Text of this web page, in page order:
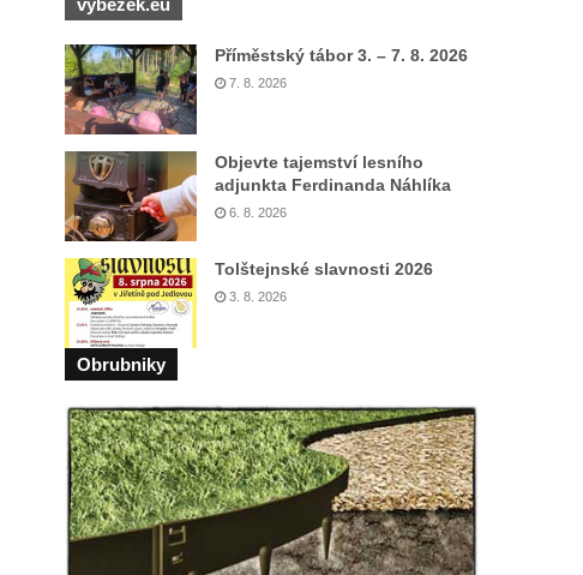
Příměstský tábor 3. – 7. 8. 2026
7. 8. 2026
Objevte tajemství lesního
adjunkta Ferdinanda Náhlíka
6. 8. 2026
Tolštejnské slavnosti 2026
3. 8. 2026
Obrubniky